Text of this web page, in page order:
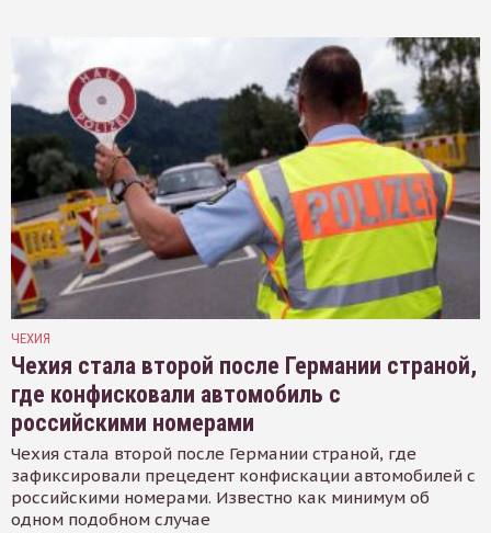
ЧЕХИЯ
Чехия стала второй после Германии страной,
где конфисковали автомобиль с
российскими номерами
Чехия стала второй после Германии страной, где
зафиксировали прецедент конфискации автомобилей с
российскими номерами. Известно как минимум об
одном подобном случае